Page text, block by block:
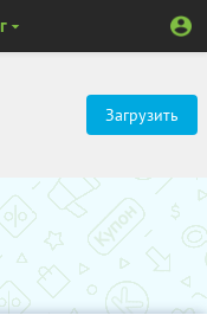
Загрузить